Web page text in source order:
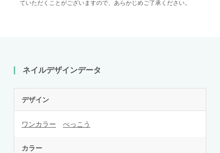
ていただくことがございますので、あらかじめご了承ください。
ネイルデザインデータ
デザイン
ワンカラー べっこう
カラー